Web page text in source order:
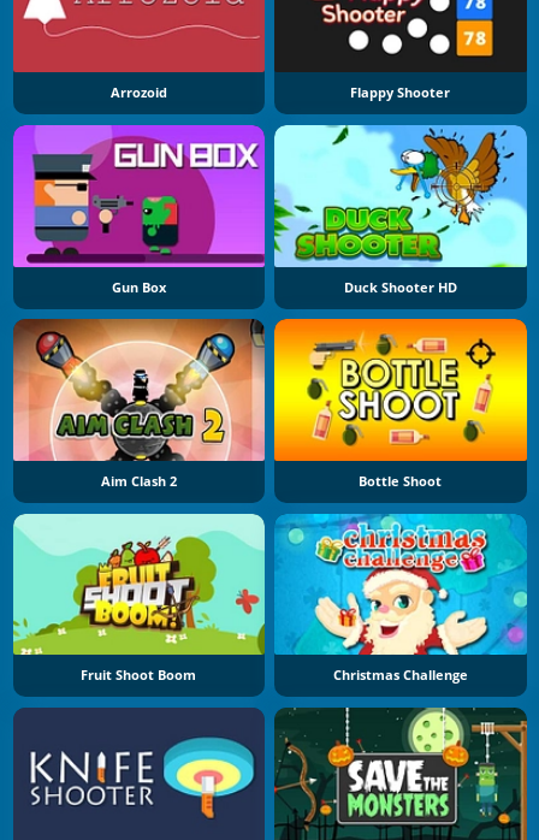
Arrozoid Flappy Shooter
Gun Box Duck Shooter HD
Aim Clash 2 Bottle Shoot
Fruit Shoot Boom Christmas Challenge